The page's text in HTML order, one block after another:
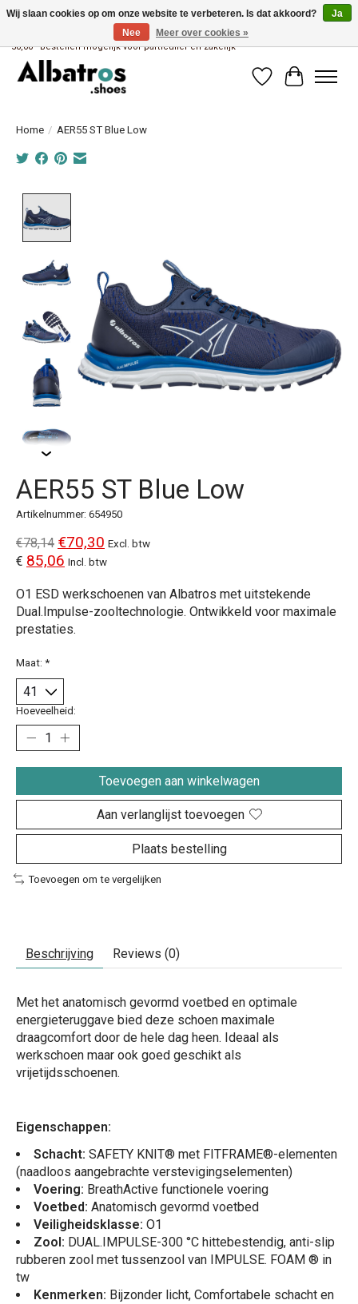
Albatros brandstore van Uniwork Beroepskleding - Gratis verzending vanaf €
50,00 - Bestellen mogelijk voor particulier en zakelijk
Verlanglijst
Home / AER55 ST Blue Low
AER55 ST Blue Low
Artikelnummer: 654950
€78,14 €70,30 Excl. btw
€ 85,06 Incl. btw
O1 ESD werkschoenen van Albatros met uitstekende
Dual.Impulse-zooltechnologie. Ontwikkeld voor maximale
prestaties.
Maat: *
Hoeveelheid:
Toevoegen aan winkelwagen
Aan verlanglijst toevoegen
Plaats bestelling
Toevoegen om te vergelijken
Beschrijving Reviews (0)
Met het anatomisch gevormd voetbed en optimale
energieteruggave bied deze schoen maximale
draagcomfort door de hele dag heen. Ideaal als
werkschoen maar ook goed geschikt als
vrijetijdsschoenen.
Eigenschappen:
Schacht: SAFETY KNIT® met FITFRAME®-elementen
(naadloos aangebrachte verstevigingselementen)
Voering: BreathActive functionele voering
Voetbed: Anatomisch gevormd voetbed
Veiligheidsklasse: O1
Zool: DUAL.IMPULSE-300 °C hittebestendig, anti-slip
rubberen zool met tussenzool van IMPULSE. FOAM ® in
tw
Kenmerken: Bijzonder licht, Comfortabele schacht en
Wij slaan cookies op om onze website te verbeteren. Is dat akkoord?
Ja
Nee
Meer over cookies »